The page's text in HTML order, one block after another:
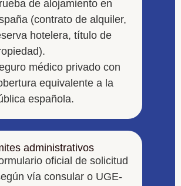
de alojamiento en
(contrato de alquiler,
hotelera, título de
médico privado con
equivalente a la
española.
administrativos
oficial de solicitud
vía consular o UGE-